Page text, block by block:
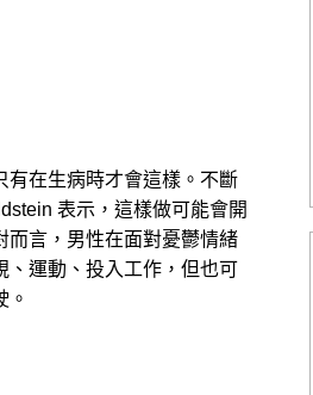
有在生病時才會這樣。不斷
表示，這樣做可能會開
而言，男性在面對憂鬱情緒
、運動、投入工作，但也可
。